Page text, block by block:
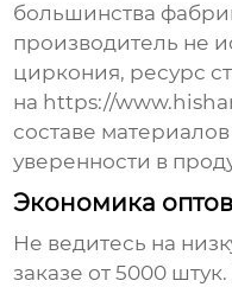
большинства
производитель не
циркония, ресурс
на https://
составе
уверенности в
Экономика
Не ведитесь на
заказе от 5000